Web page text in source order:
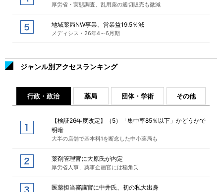
厚労省・実態調査、乱用薬の適切販売も微減
地域薬局NW事業、営業益19.5％減
メディシス・26年4～6月期
ジャンル別アクセスランキング
行政・政治 薬局 団体・学術 その他
【検証26年度改定】（5）「集中率85％以下」かどうかで
明暗
大半の店舗で基本料1を断念した中小薬局も
薬剤管理官に大原氏が内定
厚労省人事、薬事企画官には稲角氏
医薬担当審議官に中井氏、初の私大出身